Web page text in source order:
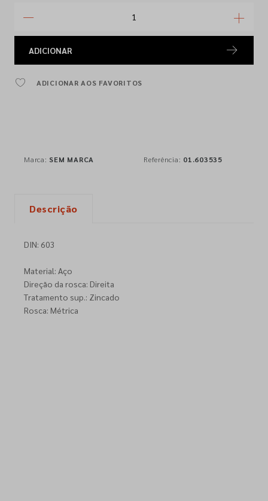
ADICIONAR
ADICIONAR AOS FAVORITOS
Marca: SEM MARCA Referência: 01.603535
Descrição
DIN: 603
Material: Aço
Direção da rosca: Direita
Tratamento sup.: Zincado
Rosca: Métrica